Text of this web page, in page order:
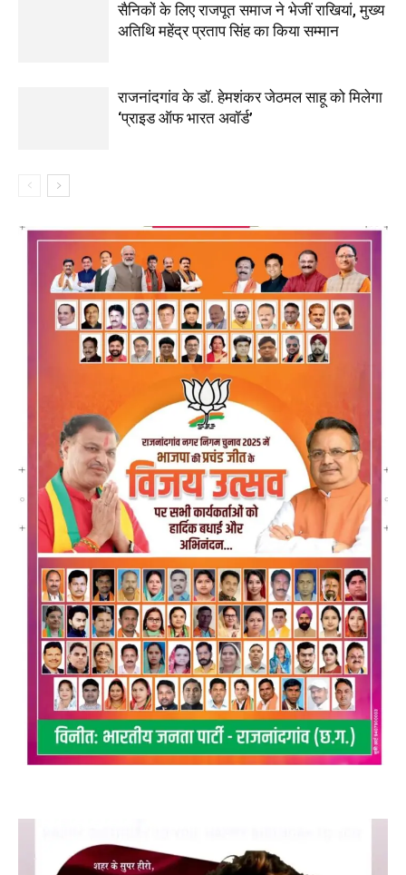
सैनिकों के लिए राजपूत समाज ने भेजीं राखियां, मुख्य
अतिथि महेंद्र प्रताप सिंह का किया सम्मान
राजनांदगांव के डॉ. हेमशंकर जेठमल साहू को मिलेगा
‘प्राइड ऑफ भारत अवॉर्ड’